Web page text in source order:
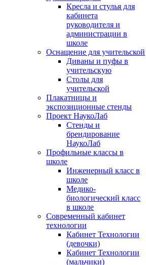
Кресла и стулья для
кабинета
руководителя и
администрации в
школе
Оснащение для учительской
Диваны и пуфы в
учительскую
Столы для
учительской
Плакатницы и
экспозиционные стенды
Проект НаукоЛаб
Стенды и
брендирование
НаукоЛаб
Профильные классы в
школе
Инженерный класс в
школе
Медико-
биологический класс
в школе
Современный кабинет
технологии
Кабинет Технологии
(девочки)
Кабинет Технологии
(мальчики)